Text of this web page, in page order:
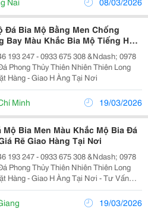
Đá Bia Mộ Bằng Men Chống
Bay Màu Khắc Bia Mộ Tiếng Hoa
Giá Rẽ Giao Hàng Tại Nơi
193 247 - 0933 675 308 &Ndash; 0978
Đặt Hàng - Giao H Àng Tại Nơi
Minh 19/03/2026
Mộ Bia Men Màu Khắc Mộ Bia Đá
Rẽ Giao Hàng Tại Nơi
193 247 - 0933 675 308 &Ndash; 0978
Khắc Bia - Đá Hoa Cương , Đá
Khối Thiên Nhiên &Ndash; Sản...
19/03/2026